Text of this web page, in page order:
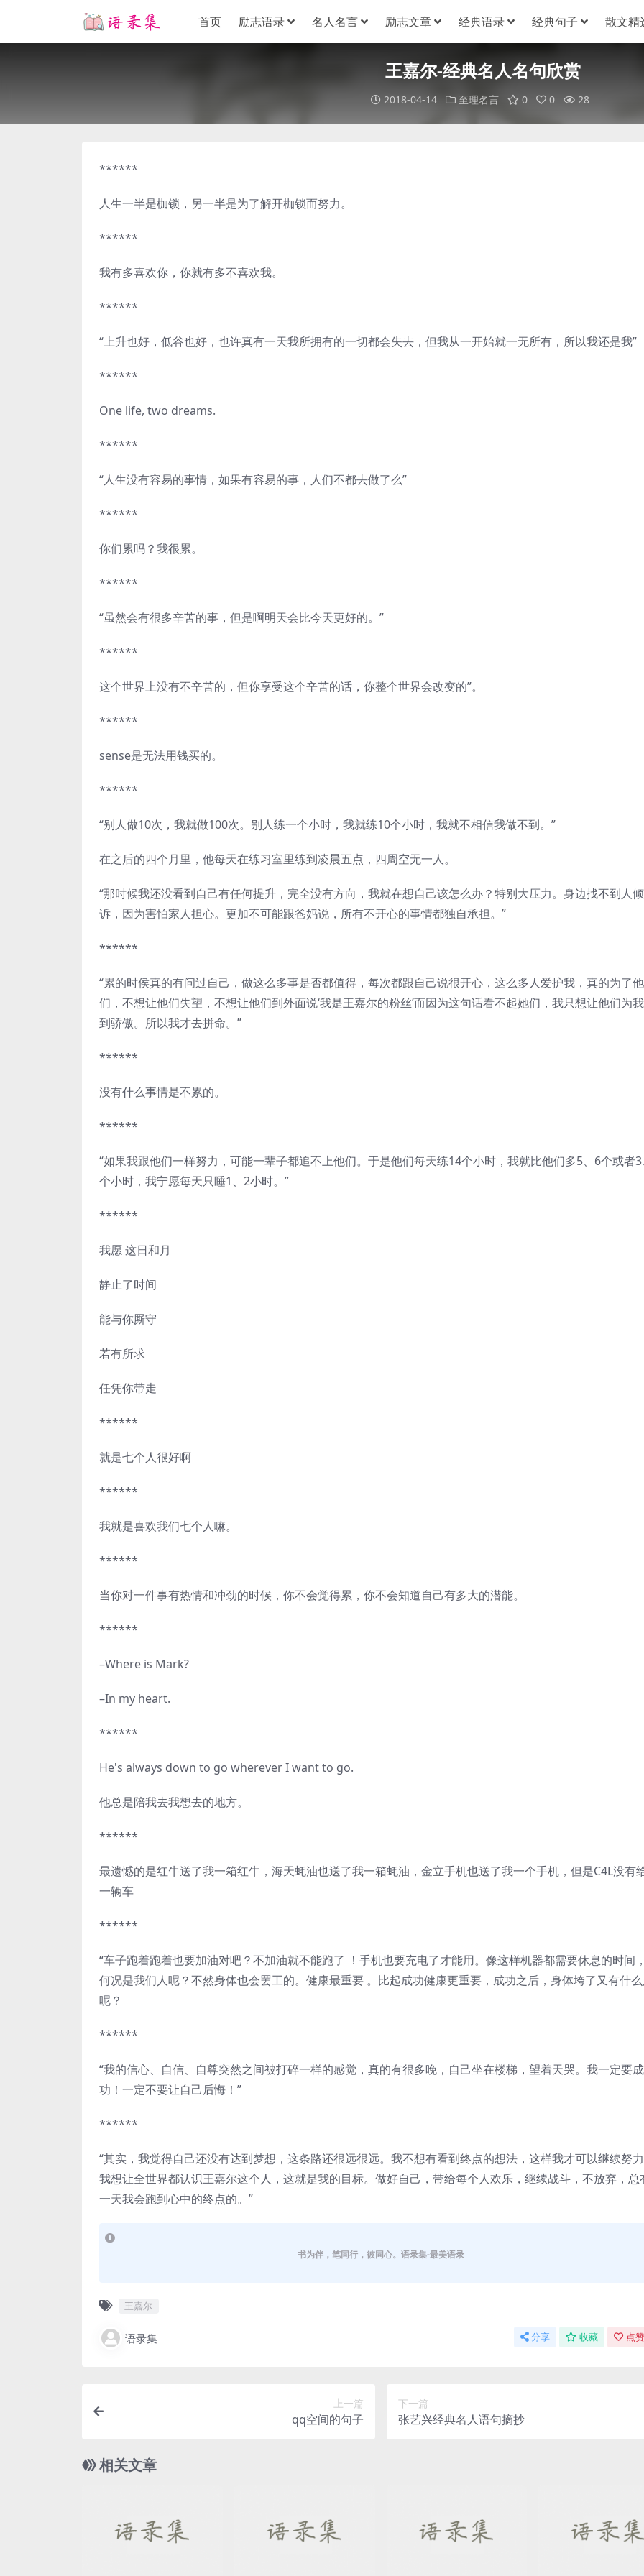
首页 励志语录 名人名言 励志文章 经典语录 经典句子 散文精
王嘉尔-经典名人名句欣赏
2018-04-14 至理名言 0 0 28
******
人生一半是枷锁，另一半是为了解开枷锁而努力。
******
我有多喜欢你，你就有多不喜欢我。
******
“上升也好，低谷也好，也许真有一天我所拥有的一切都会失去，但我从一开始就一无所有，所以我还是我”
******
One life, two dreams.
******
“人生没有容易的事情，如果有容易的事，人们不都去做了么”
******
你们累吗？我很累。
******
“虽然会有很多辛苦的事，但是啊明天会比今天更好的。”
******
这个世界上没有不辛苦的，但你享受这个辛苦的话，你整个世界会改变的”。
******
sense是无法用钱买的。
******
“别人做10次，我就做100次。别人练一个小时，我就练10个小时，我就不相信我做不到。”
在之后的四个月里，他每天在练习室里练到凌晨五点，四周空无一人。
“那时候我还没看到自己有任何提升，完全没有方向，我就在想自己该怎么办？特别大压力。身边找不到人倾
诉，因为害怕家人担心。更加不可能跟爸妈说，所有不开心的事情都独自承担。”
******
“累的时侯真的有问过自己，做这么多事是否都值得，每次都跟自己说很开心，这么多人爱护我，真的为了他
们，不想让他们失望，不想让他们到外面说‘我是王嘉尔的粉丝’而因为这句话看不起她们，我只想让他们为
到骄傲。所以我才去拼命。”
******
没有什么事情是不累的。
******
“如果我跟他们一样努力，可能一辈子都追不上他们。于是他们每天练14个小时，我就比他们多5、6个或者
个小时，我宁愿每天只睡1、2小时。”
******
我愿 这日和月
静止了时间
能与你厮守
若有所求
任凭你带走
******
就是七个人很好啊
******
我就是喜欢我们七个人嘛。
******
当你对一件事有热情和冲劲的时候，你不会觉得累，你不会知道自己有多大的潜能。
******
–Where is Mark?
–In my heart.
******
He's always down to go wherever I want to go.
他总是陪我去我想去的地方。
******
最遗憾的是红牛送了我一箱红牛，海天蚝油也送了我一箱蚝油，金立手机也送了我一个手机，但是C4L没有
一辆车
******
“车子跑着跑着也要加油对吧？不加油就不能跑了 ！手机也要充电了才能用。像这样机器都需要休息的时间
何况是我们人呢？不然身体也会罢工的。健康最重要 。比起成功健康更重要，成功之后，身体垮了又有什
呢？
******
“我的信心、自信、自尊突然之间被打碎一样的感觉，真的有很多晚，自己坐在楼梯，望着天哭。我一定要成
功！一定不要让自己后悔！”
******
“其实，我觉得自己还没有达到梦想，这条路还很远很远。我不想有看到终点的想法，这样我才可以继续努
我想让全世界都认识王嘉尔这个人，这就是我的目标。做好自己，带给每个人欢乐，继续战斗，不放弃，总
一天我会跑到心中的终点的。”
书为伴，笔同行，彼同心。语录集-最美语录
王嘉尔
语录集 分享 收藏 点
上一篇
qq空间的句子
下一篇
张艺兴经典名人语句摘抄
相关文章